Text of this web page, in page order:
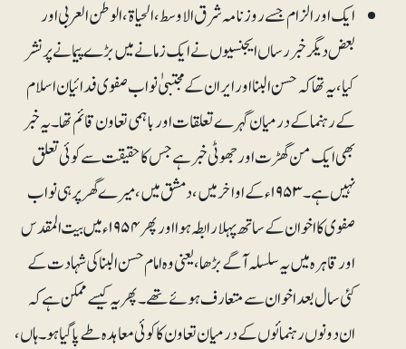
ایک اور الزام جسے روزنامہ شرق الاوسط ، الحیاۃ ، الوطن العربی اور
بعض دیگر خبر رساں ایجنسیوں نے ایک زمانے میں بڑے پیمانے پر نشر
کیا، یہ تھا کہ حسن البنا اور ایران کے مجتبیٰ نواب صفوی فدائیان اسلام
کے رہنما کے درمیان گہرے تعلقات اور باہمی تعاون قائم تھا۔ یہ خبر
بھی ایک من گھڑت اور جھوٹی خبر ہے جس کا حقیقت سے کوئی تعلق
نہیں ہے۔ ۱۹۵۳ء کے اواخر میں، دمشق میں، میرے گھر پر ہی نواب
صفوی کا اخوان کے ساتھ پہلا رابطہ ہوا اور پھر ۱۹۵۴ء میں بیت المقدس
اور قاہرہ میں یہ سلسلہ آگے بڑھا، یعنی وہ امام حسن البنا کی شہادت کے
کئی سال بعد اخوان سے متعارف ہو ئے تھے۔ پھر یہ کیسے ممکن ہے کہ
ان دونوں رہنمائوں کے درمیان تعاون کاکوئی معاہدہ طے پاگیا ہو۔ ہاں،